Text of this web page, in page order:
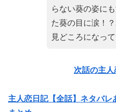
らない葵の姿に
た葵の目に涙！
見どころになって
次話の主
主人恋日記【全話】ネタバ